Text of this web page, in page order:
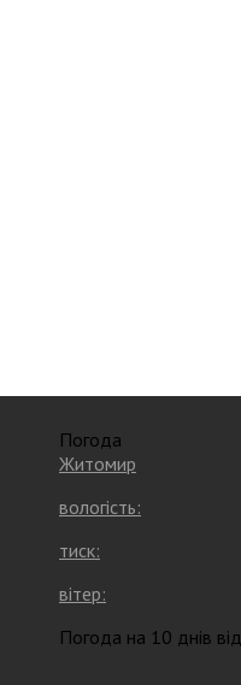
Погода
Житомир
вологість:
тиск:
вітер:
Погода на 10 днів від